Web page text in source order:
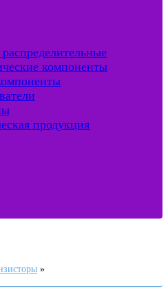
компоненты
продукция